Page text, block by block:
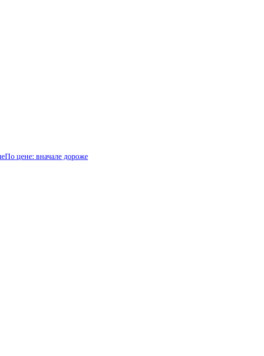
По цене: вначале дороже